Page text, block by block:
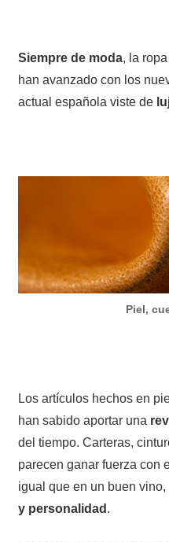
Siempre de moda, la
han avanzado con los
actual española viste de
Piel,
Los artículos hechos en
han sabido aportar una
del tiempo. Carteras,
parecen ganar fuerza con
igual que en un buen
y personalidad .